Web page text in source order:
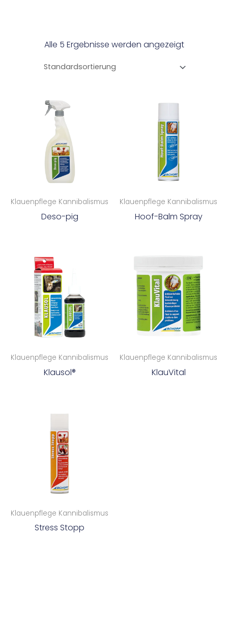
Alle 5 Ergebnisse werden angezeigt
Klauenpflege Kannibalismus
Deso-pig
Klauenpflege Kannibalismus
Hoof-Balm Spray
Klauenpflege Kannibalismus
Klausol®
Klauenpflege Kannibalismus
KlauVital
Klauenpflege Kannibalismus
Stress Stopp